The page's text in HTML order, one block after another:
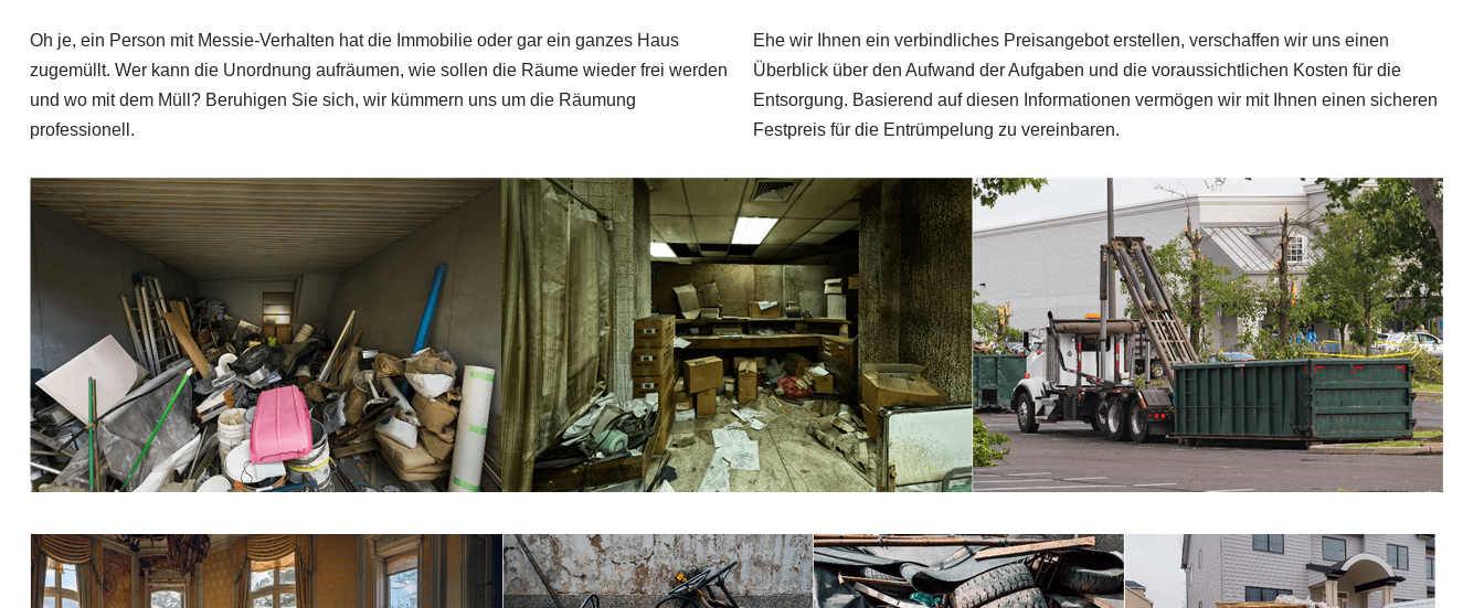
Oh je, ein Person mit Messie-Verhalten hat die Immobilie oder gar ein ganzes Haus
zugemüllt. Wer kann die Unordnung aufräumen, wie sollen die Räume wieder frei werden
und wo mit dem Müll? Beruhigen Sie sich, wir kümmern uns um die Räumung
professionell.
Ehe wir Ihnen ein verbindliches Preisangebot erstellen, verschaffen wir uns einen
Überblick über den Aufwand der Aufgaben und die voraussichtlichen Kosten für die
Entsorgung. Basierend auf diesen Informationen vermögen wir mit Ihnen einen sicheren
Festpreis für die Entrümpelung zu vereinbaren.